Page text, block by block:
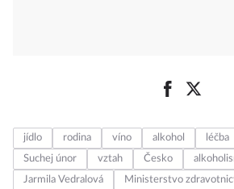
jídlo rodina víno alkohol léčba
Suchej únor
vztah Česko
Jarmila Vedralová
Ministerstvo